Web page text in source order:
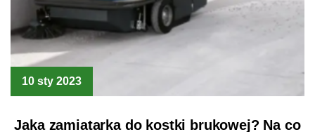
10 sty 2023
Jaka zamiatarka do kostki brukowej? Na co